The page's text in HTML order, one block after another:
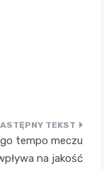
tempo meczu
na jakość